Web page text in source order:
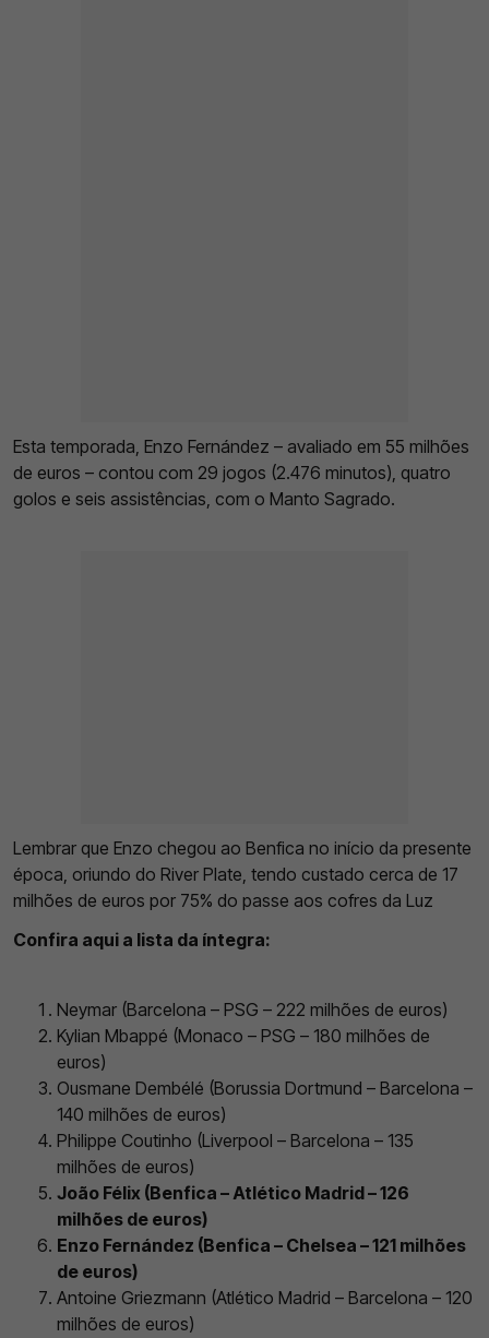
Esta temporada, Enzo Fernández – avaliado em 55 milhões
de euros – contou com 29 jogos (2.476 minutos), quatro
golos e seis assistências, com o Manto Sagrado.
Lembrar que Enzo chegou ao Benfica no início da presente
época, oriundo do River Plate, tendo custado cerca de 17
milhões de euros por 75% do passe aos cofres da Luz
Confira aqui a lista da íntegra:
Neymar (Barcelona – PSG – 222 milhões de euros)
Kylian Mbappé (Monaco – PSG – 180 milhões de
euros)
Ousmane Dembélé (Borussia Dortmund – Barcelona –
140 milhões de euros)
Philippe Coutinho (Liverpool – Barcelona – 135
milhões de euros)
João Félix (Benfica – Atlético Madrid – 126
milhões de euros)
Enzo Fernández (Benfica – Chelsea – 121 milhões
de euros)
Antoine Griezmann (Atlético Madrid – Barcelona – 120
milhões de euros)